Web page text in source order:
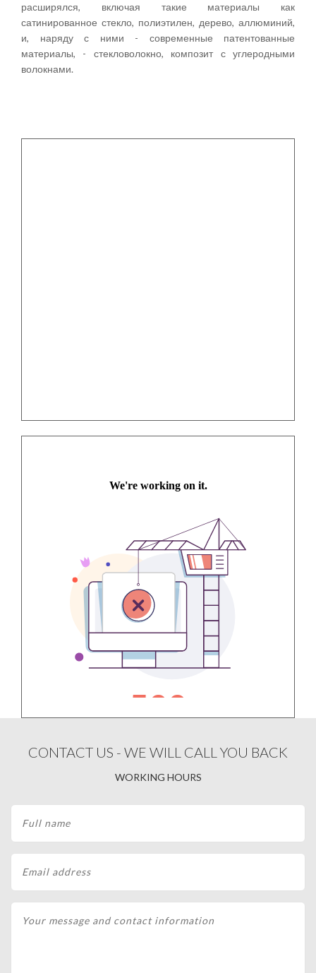
расширялся, включая такие материалы как
сатинированное стекло, полиэтилен, дерево, аллюминий,
и, наряду с ними - современные патентованные
материалы, - стекловолокно, композит с углеродными
волокнами.
CONTACT US - WE WILL CALL YOU BACK
WORKING HOURS